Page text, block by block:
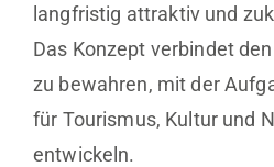
langfristig attraktiv und
Das Konzept verbindet
zu bewahren, mit der
für Tourismus, Kultur und
entwickeln.